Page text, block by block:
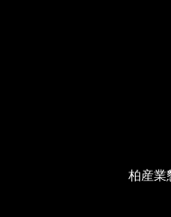
柏産業